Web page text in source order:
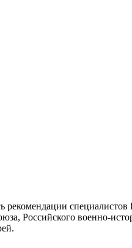
рекомендации специалистов
Российского военно-